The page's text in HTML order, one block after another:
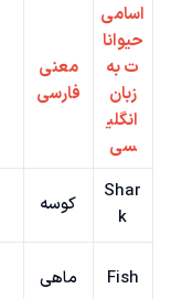
اسامی
حیوانا
ت به
زبان
انگلی
سی
معنی
فارسی
Shar
k
کوسه
Fish ماهی